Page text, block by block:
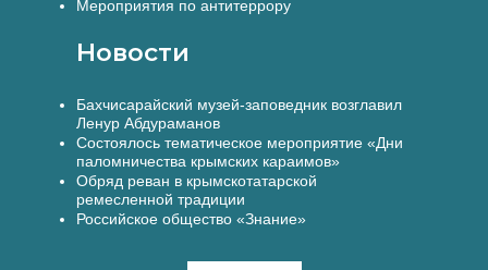
Мероприятия по антитеррору
Новости
Бахчисарайский музей-заповедник возглавил
Ленур Абдураманов
Состоялось тематическое мероприятие «Дни
паломничества крымских караимов»
Обряд реван в крымскотатарской
ремесленной традиции
Российское общество «Знание»